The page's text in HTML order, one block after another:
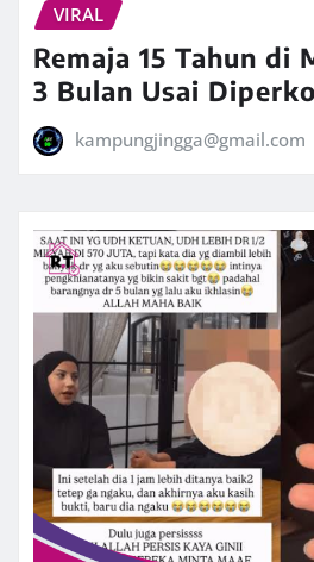
VIRAL
Remaja 15 Tahun di
3 Bulan Usai
kampungjingga@gmail.com